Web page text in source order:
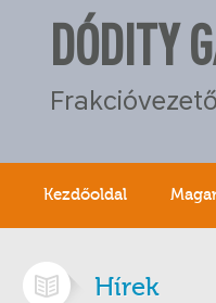
DÓDITY
Frakcióvezető
Kezdőoldal
Hírek